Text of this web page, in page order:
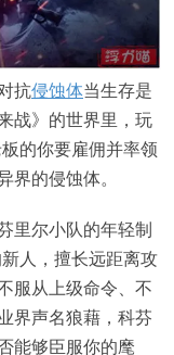
抗侵蚀体当生存是
战》的世界里，玩
的你要雇佣并率领
的侵蚀体。
里尔小队的年轻制
人，擅长远距离攻
服从上级命令、不
界声名狼藉，科芬
能够臣服你的麾